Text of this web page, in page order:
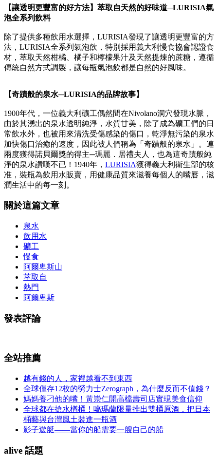
【讓透明更豐富的好方法】萃取自天然的好味道─LURISIA氣
泡全系列飲料
除了提供多種飲用水選擇，LURISIA發現了讓透明更豐富的方
法，LURISIA全系列氣泡飲，特別採用義大利慢食協會認證食
材，萃取天然柑橘、橘子和檸檬果汁及天然提煉的蔗糖，遵循
傳統自然方式調製，讓每瓶氣泡飲都是自然的好風味。
【奇蹟般的泉水─LURISIA的品牌故事】
1900年代，一位義大利礦工偶然間在Nivolano洞穴發現水脈，
由於其湧出的泉水透明純淨，水質甘美，除了成為礦工們的日
常飲水外，也被用來清洗受傷感染的傷口，乾淨無污染的泉水
加快傷口治癒的速度，因此被人們稱為「奇蹟般的泉水」。連
兩度獲得諾貝爾獎的得主─瑪麗．居禮夫人，也為這奇蹟般純
淨的泉水讚嘆不已！1940年， LURISIA獲得義大利衛生部的核
准，裝瓶為飲用水販賣，用健康品質來滋養每個人的嘴唇，滋
潤生活中的每一刻。
關於這篇文章
泉水
飲用水
礦工
慢食
阿爾卑斯山
萃取自
熱門
阿爾卑斯
發表評論
全站推薦
越有錢的人，家裡越看不到東西
全球僅存12枚的勞力士Zerograph，為什麼反而不值錢？
媽媽養刁他的嘴！黃崇仁開高檔壽司店實現美食信仰
全球都在搶水楢桶！噶瑪蘭限量推出雙桶原酒，把日本
桶藝與台灣風土裝進一瓶酒
影子遊艇——當你的船需要一艘自己的船
alive 話題